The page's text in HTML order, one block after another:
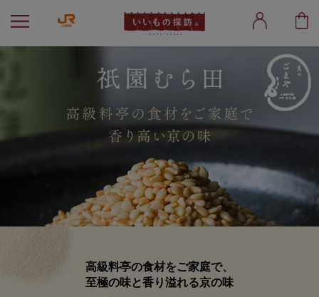
高級料亭の食材をご家庭で、
至極の味と香り溢れる京の味